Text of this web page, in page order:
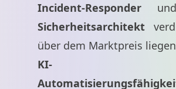
Incident-Responder
Sicherheitsarchitekt
über dem Marktpreis
KI-